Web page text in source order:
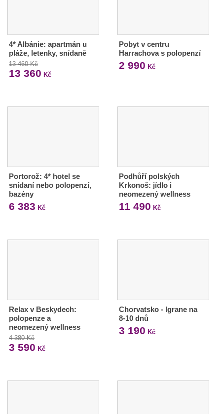
4* Albánie: apartmán u
pláže, letenky, snídaně
13 460 Kč
13 360 Kč
Pobyt v centru
Harrachova s polopenzí
2 990 Kč
Portorož: 4* hotel se
snídaní nebo polopenzí,
bazény
6 383 Kč
Podhůří polských
Krkonoš: jídlo i
neomezený wellness
11 490 Kč
Relax v Beskydech:
polopenze a
neomezený wellness
4 380 Kč
3 590 Kč
Chorvatsko - Igrane na
8-10 dnů
3 190 Kč